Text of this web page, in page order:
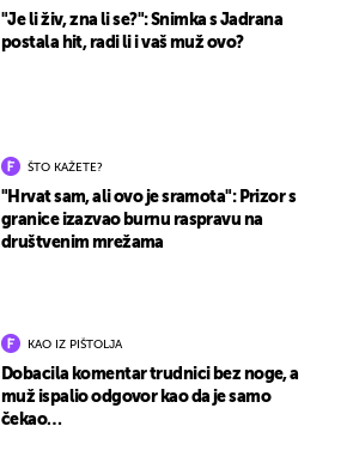
"Je li živ, zna li se?": Snimka s Jadrana
postala hit, radi li i vaš muž ovo?
ŠTO KAŽETE?
"Hrvat sam, ali ovo je sramota": Prizor s
granice izazvao burnu raspravu na
društvenim mrežama
KAO IZ PIŠTOLJA
Dobacila komentar trudnici bez noge, a
muž ispalio odgovor kao da je samo
čekao…